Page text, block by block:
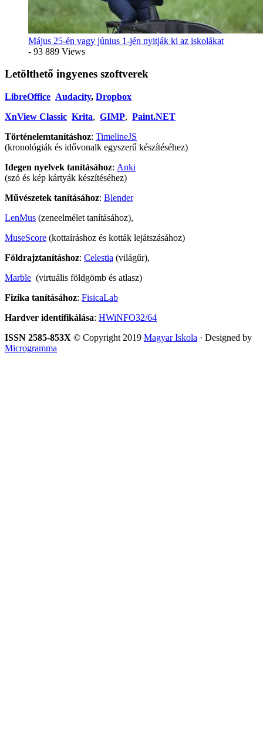
Május 25-én vagy június 1-jén nyitják ki az iskolákat
- 93 889 Views
Letölthető ingyenes szoftverek
LibreOffice Audacity, Dropbox
XnView Classic Krita, GIMP, Paint.NET
Történelemtanításhoz: TimelineJS
(kronológiák és idővonalk egyszerű készítéséhez)
Idegen nyelvek tanításához: Anki
(szó és kép kártyák készítéséhez)
Művészetek tanításához: Blender
LenMus (zeneelmélet tanításához),
MuseScore (kottaíráshoz és kották lejátszásához)
Földrajztanításhoz: Celestia (világűr),
Marble (virtuális földgömb és atlasz)
Fizika tanításához: FisicaLab
Hardver identifikálása: HWiNFO32/64
ISSN 2585-853X © Copyright 2019 Magyar Iskola · Designed by
Microgramma